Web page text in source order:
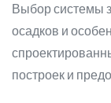
Выбор системы
осадков и
построек и